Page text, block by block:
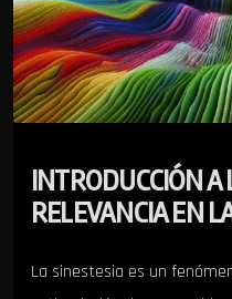
INTRODUCCIÓN A
RELEVANCIA EN
La sinestesia es un